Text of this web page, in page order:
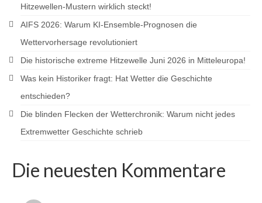
Hitzewellen-Mustern wirklich steckt!
AIFS 2026: Warum KI-Ensemble-Prognosen die
Wettervorhersage revolutioniert
Die historische extreme Hitzewelle Juni 2026 in Mitteleuropa!
Was kein Historiker fragt: Hat Wetter die Geschichte
entschieden?
Die blinden Flecken der Wetterchronik: Warum nicht jedes
Extremwetter Geschichte schrieb
Die neuesten Kommentare